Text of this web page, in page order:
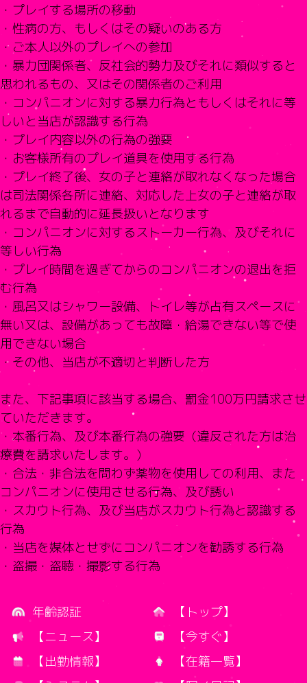
・プレイする場所の移動
・性病の方、もしくはその疑いのある方
・ご本人以外のプレイへの参加
・暴力団関係者、反社会的勢力及びそれに類似すると
思われるもの、又はその関係者のご利用
・コンパニオンに対する暴力行為ともしくはそれに等
しいと当店が認識する行為
・プレイ内容以外の行為の強要
・お客様所有のプレイ道具を使用する行為
・プレイ終了後、 女の子と連絡が取れなくなった場合
は司法関係各所に連絡、 対応した上女の子と連絡が取
れるまで自動的に延長扱いとなります
・コンパニオンに対するストーカー行為、及びそれに
等しい行為
・プレイ時間を過ぎてからのコンパニオンの退出を拒
む行為
・風呂又はシャワー設備、トイレ等が占有スペースに
無い又は、設備があっても故障・給湯できない等で使
用できない場合
・その他、当店が不適切と判断した方
また、下記事項に該当する場合、 罰金100万円請求させ
ていただきます。
・本番行為、及び本番行為の強要（違反された方は治
療費を請求いたします。）
・合法・非合法を問わず薬物を使用しての利用、 また
コンパニオンに使用させる行為、及び誘い
・スカウト行為、及び当店がスカウト行為と認識する
行為
・当店を媒体とせずにコンパニオンを勧誘する行為
・盗撮・盗聴・撮影する行為
年齢認証
【トップ】
【ニュース】
【今すぐ】
【出勤情報】
【在籍一覧】